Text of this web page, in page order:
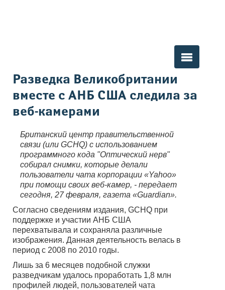
Вы здесь
Разведка Великобритании
вместе с АНБ США следила за
веб-камерами
Британский центр правительственной
связи (или GCHQ) с использованием
программного кода "Оптический нерв"
собирал снимки, которые делали
пользователи чата корпорации «Yahoo»
при помощи своих веб-камер, - передает
сегодня, 27 февраля, газета «Guardian».
Согласно сведениям издания, GCHQ при
поддержке и участии АНБ США
перехватывала и сохраняла различные
изображения. Данная деятельность велась в
период с 2008 по 2010 годы.
Лишь за 6 месяцев подобной служки
разведчикам удалось проработать 1,8 млн
профилей людей, пользователей чата